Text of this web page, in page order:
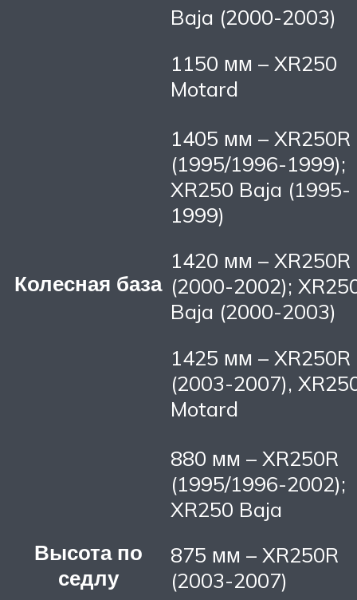
Baja (2000-2003)
1150 мм – XR250
Motard
Колесная база
1405 мм – XR250R
(1995/1996-1999);
XR250 Baja (1995-
1999)
1420 мм – XR250R
(2000-2002);
Baja (2000-2003)
1425 мм – XR250R
(2003-2007),
Motard
Высота по
седлу
880 мм – XR250R
(1995/1996-2002);
XR250 Baja
875 мм – XR250R
(2003-2007)